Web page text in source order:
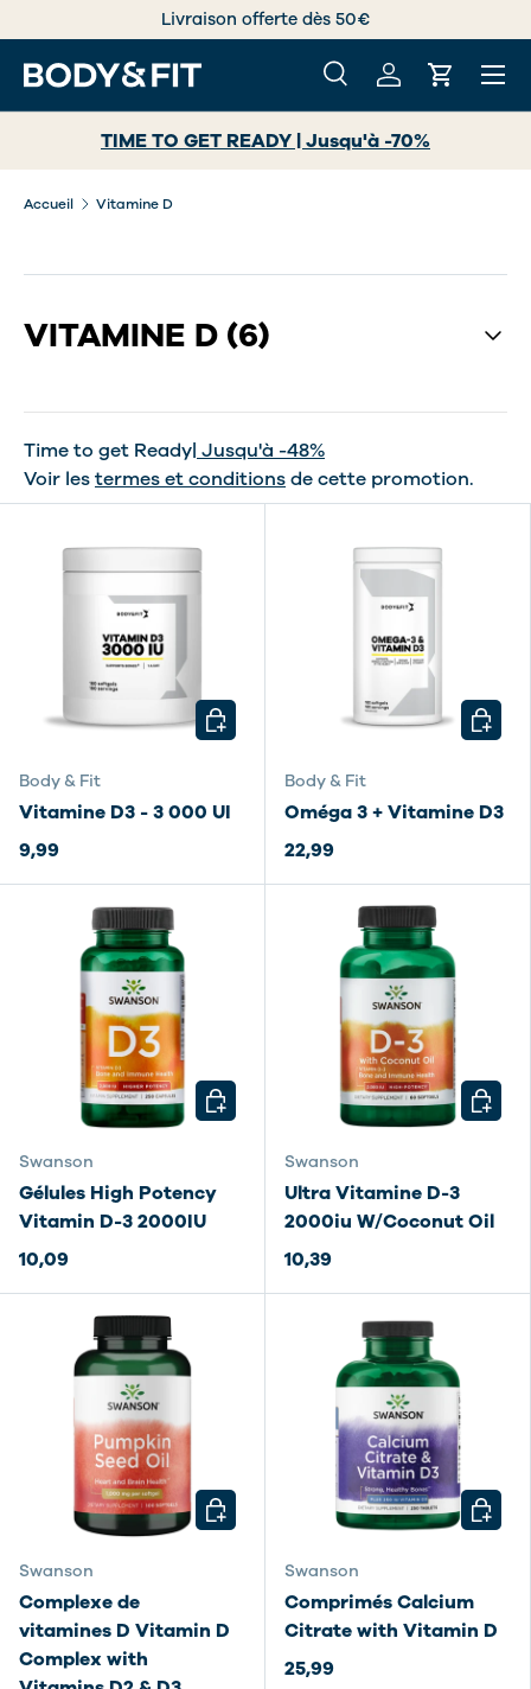
ALLER AU CONTENU
Livraison offerte dès 50€
Recherche
RechercheSe connecter
Panier
Menu
TIME TO GET READY | Jusqu'à -70%
Accueil Vitamine D
VITAMINE D (6)
Time to get Ready| Jusqu'à -48%
Voir lestermes et conditionsde cette promotion.
Body & Fit
Vitamine D3 - 3 000 UI
9,99
CHOISIR LES OPTIONS
Body & Fit
Oméga 3 + Vitamine D3
22,99
Swanson
Gélules High Potency
Vitamin D-3 2000IU
10,09
CHOISIR LES OPTIONS
Swanson
Ultra Vitamine D-3
2000iu W/Coconut Oil
10,39
Swanson
Complexe de
vitamines D Vitamin D
Complex with
CHOISIR LES OPTIONS
Swanson
Comprimés Calcium
Citrate with Vitamin D
25,99